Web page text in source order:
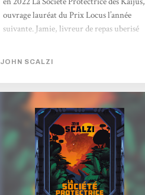
ouvrage lauréat du Prix Locus l’année
suivante. Jamie, livreur de repas uberisé
savoir que ces derniers sont en réalité des
Kaijus, monstres titanesques peuplant un
jungle hostile, quelque part sur une Terre
parallèle issue du vaste multivers.
L’intention première de l’auteur, affirmée
en...
JOHN SCALZI